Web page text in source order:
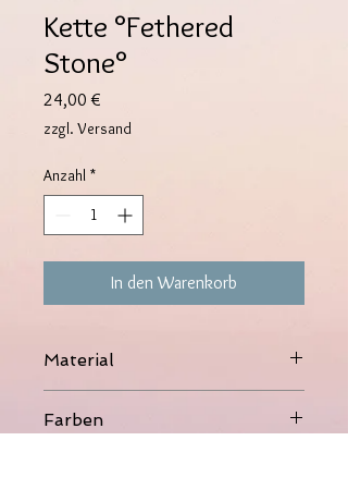
Kette °Fethered
Stone°
24,00 €
zzgl. Versand
Anzahl *
In den Warenkorb
Material
Farben